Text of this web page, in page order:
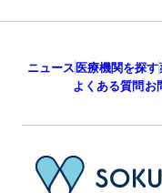
ニュース医療機関を探す
よくある質問お